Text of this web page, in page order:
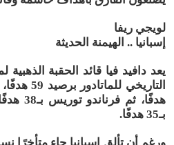
لويجي ريفا
إسبانيا .. الهيمنة الحديثة
يعد دافيد فيا قائد الحقبة
هدفًا،
بـ35 هدفًا.